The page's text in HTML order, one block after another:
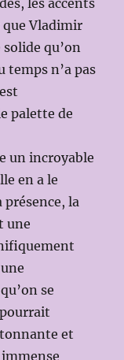
Vladimir
qu’on
temps n’a pas
palette de
un incroyable
en a le
la
une
se
et